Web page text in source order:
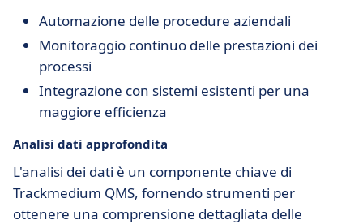
Automazione delle procedure aziendali
Monitoraggio continuo delle prestazioni dei
processi
Integrazione con sistemi esistenti per una
maggiore efficienza
Analisi dati approfondita
L'analisi dei dati è un componente chiave di
Trackmedium QMS, fornendo strumenti per
ottenere una comprensione dettagliata delle